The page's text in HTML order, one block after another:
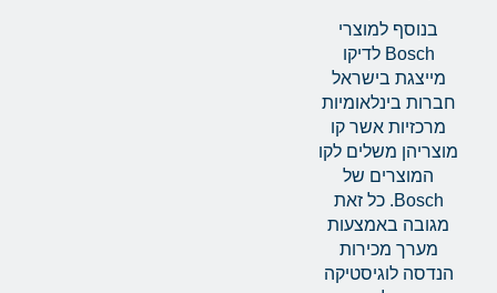
בנוסף למוצרי
Bosch לדיקו
מייצגת בישראל
חברות בינלאומיות
מרכזיות אשר קו
מוצריהן משלים לקו
המוצרים של
Bosch. כל זאת
מגובה באמצעות
מערך מכירות
הנדסה לוגיסטיקה